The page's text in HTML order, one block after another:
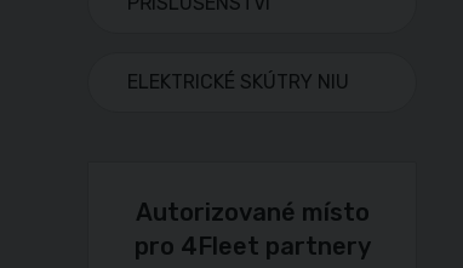
ELEKTRICKÉ SKÚTRY NIU
Autorizované místo
pro 4Fleet partnery